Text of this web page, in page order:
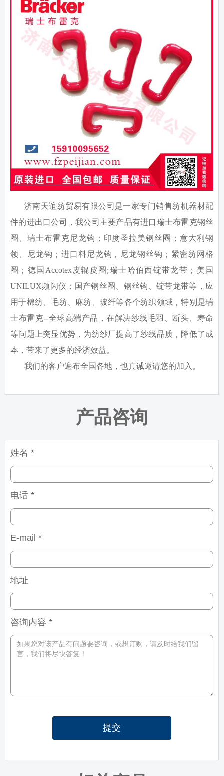
济南天谊纺贸易有限公司是一家专门销售纺机器材配
件的进出口公司，我公司主要产品有进口瑞士布雷克钢丝
圈、瑞士布雷克尼龙钩；印度圣拉美钢丝圈；意大利钢
领、尼龙钩；进口料尼龙钩，尼龙钢丝钩；紧密纺网格
圈；德国 Accotex皮辊皮圈 ;瑞士哈伯西锭带龙带；美国
UNILUX频闪仪；国产钢丝圈、钢丝钩、锭带龙带等，应
用于棉纺、毛纺、麻纺、玻纤等各个纺织领域，特别是瑞
士布雷克--全球高端产品，在解决纱线毛羽、断头、寿命
等问题上突显优势，为纺纱厂提高了纱线品质，降低了成
本，带来了更多的经济效益。
我们的客户遍布全国各地，也真诚邀请您的加入。
产品咨询
姓名 *
电话 *
E-mail *
地址
咨询内容 *
提交